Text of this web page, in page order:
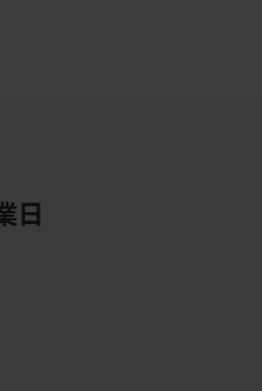
日